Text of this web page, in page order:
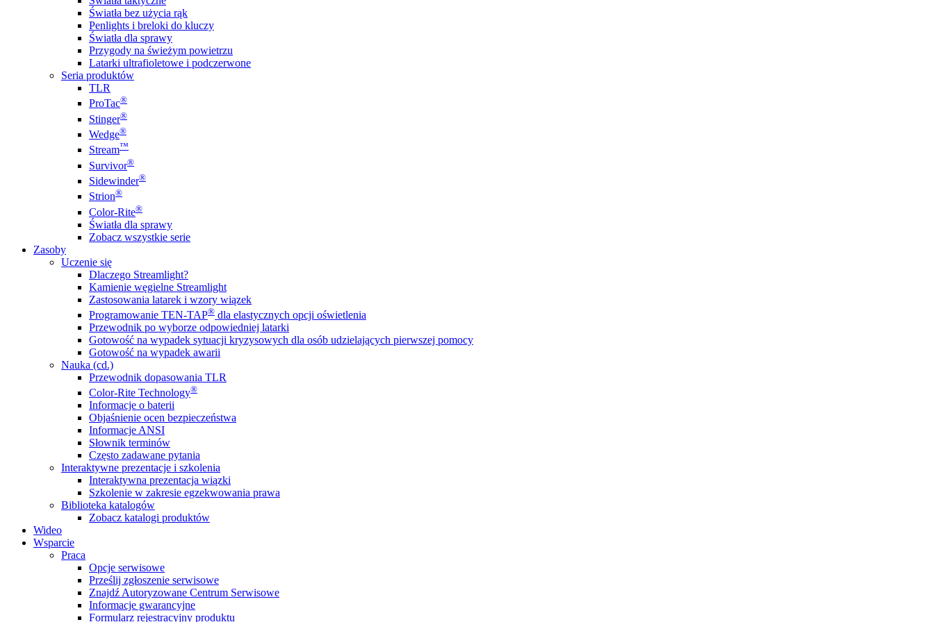
Światła bez użycia rąk
Penlights i breloki do kluczy
Światła dla sprawy
Przygody na świeżym powietrzu
Latarki ultrafioletowe i podczerwone
Seria produktów
TLR
ProTac®
Stinger®
Wedge®
Stream™
Survivor®
Sidewinder®
Strion®
Color-Rite®
Światła dla sprawy
Zobacz wszystkie serie
Zasoby
Uczenie się
Dlaczego Streamlight?
Kamienie węgielne Streamlight
Zastosowania latarek i wzory wiązek
Programowanie TEN-TAP® dla elastycznych opcji oświetlenia
Przewodnik po wyborze odpowiedniej latarki
Gotowość na wypadek sytuacji kryzysowych dla osób udzielających pierwszej pomocy
Gotowość na wypadek awarii
Nauka (cd.)
Przewodnik dopasowania TLR
Color-Rite Technology®
Informacje o baterii
Objaśnienie ocen bezpieczeństwa
Informacje ANSI
Słownik terminów
Często zadawane pytania
Interaktywne prezentacje i szkolenia
Interaktywna prezentacja wiązki
Szkolenie w zakresie egzekwowania prawa
Biblioteka katalogów
Zobacz katalogi produktów
Wideo
Wsparcie
Praca
Opcje serwisowe
Prześlij zgłoszenie serwisowe
Znajdź Autoryzowane Centrum Serwisowe
Informacje gwarancyjne
Formularz rejestracyjny produktu